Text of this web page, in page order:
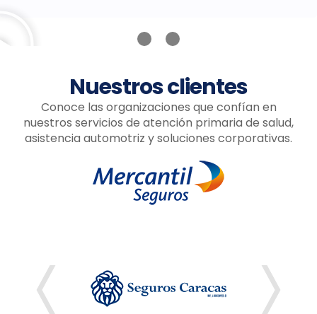
Nuestros clientes
Conoce las organizaciones que confían en
nuestros servicios de atención primaria de salud,
asistencia automotriz y soluciones corporativas.